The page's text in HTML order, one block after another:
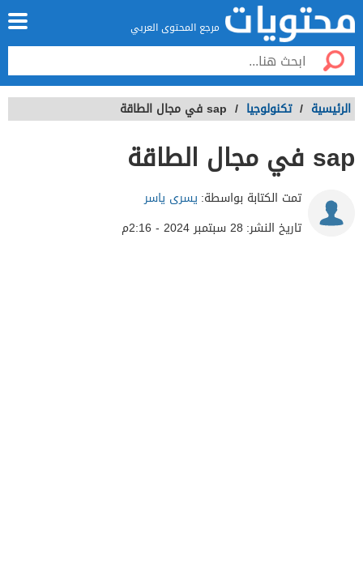
مرجع المحتوى العربي
الرئيسية / تكنولوجيا / sap في مجال الطاقة
sap في مجال الطاقة
تمت الكتابة بواسطة: يسرى ياسر
تاريخ النشر: 28 سبتمبر 2024 - 2:16م